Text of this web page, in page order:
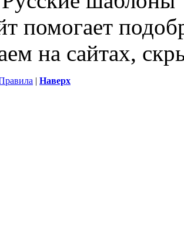
помогает
на сайтах,
| Наверх